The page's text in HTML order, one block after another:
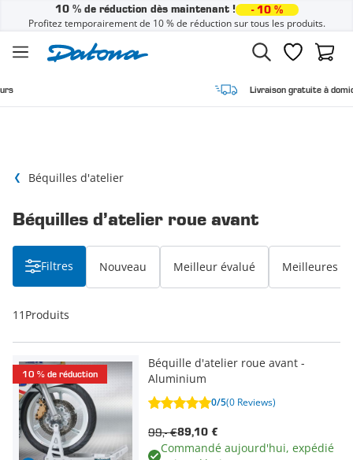
10 % de réduction dès maintenant ! - 10 %
Profitez temporairement de 10 % de réduction sur tous les produits.
Liste dePanier
Livraison gratuite à domicile
Béquilles d'atelier
Béquilles d’atelier roue avant
Filtres Nouveau Meilleur évalué Meilleures
11 Produits
10 % de réduction
Béquille d'atelier roue avant -
Aluminium
0/5(0 Reviews)
89,10 €
99,- €
Commandé aujourd'hui, expédié